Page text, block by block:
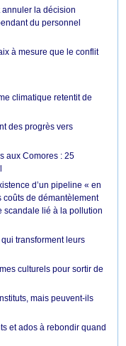
la décision
du personnel
à mesure que le conflit
climatique retentit de
des progrès vers
aux Comores : 25
d’un pipeline « en
coûts de démantèlement
scandale lié à la pollution
transforment leurs
culturels pour sortir de
mais peuvent-ils
et ados à rebondir quand